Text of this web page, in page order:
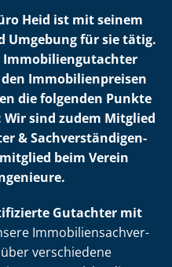
Heid ist mit seinem
Umgebung für sie tätig.
Im­mo­bi­li­en­gut­ach­ter
Im­mo­bi­li­en­prei­sen
die folgenden Punkte
Wir sind zudem Mitglied
& Sach­ver­stän­di­gen­
beim Verein
Gutachter mit
Im­mo­bi­li­en­sach­ver­
verschiedene